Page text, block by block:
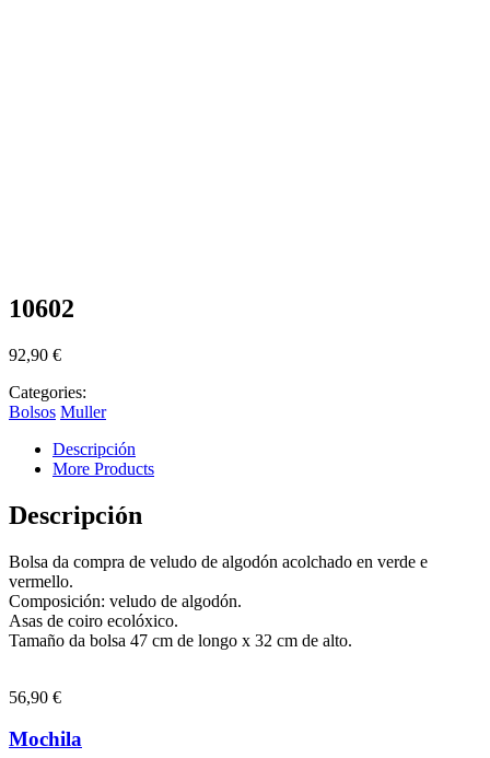
10602
92,90 €
Categories:
Bolsos Muller
Descripción
More Products
Descripción
Bolsa da compra de veludo de algodón acolchado en verde e
vermello.
Composición: veludo de algodón.
Asas de coiro ecolóxico.
Tamaño da bolsa 47 cm de longo x 32 cm de alto.
56,90 €
Mochila